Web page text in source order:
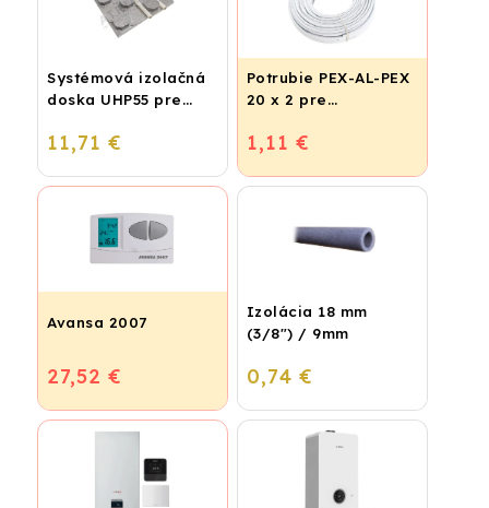
Systémová izolačná
doska UHP55 pre
(STIROTERMAL
11,71 €
Potrubie PEX-AL-PEX
20 x 2 pre
podlahové kúrenie a
1,11 €
Avansa 2007
27,52 €
Izolácia 18 mm
(3/8") / 9mm
0,74 €